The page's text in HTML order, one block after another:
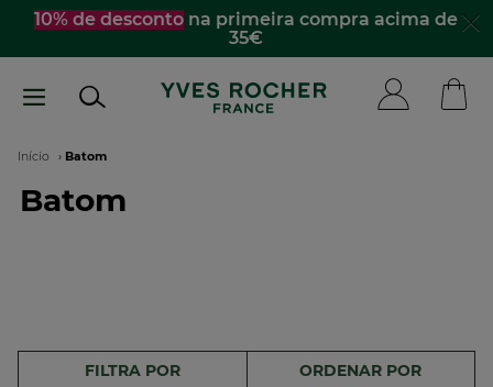
Passar
conteúdo
10% de descontona primeira compra acima de
35€
Navegação
estrutural
Início Batom
Batom
FILTRA POR ORDENAR POR